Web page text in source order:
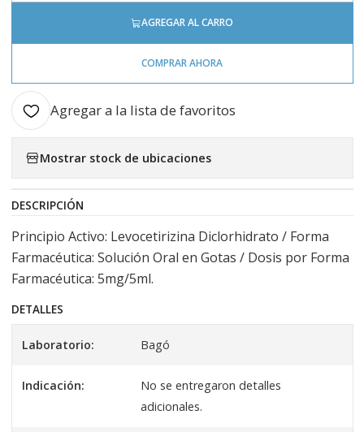
AGREGAR AL CARRO
COMPRAR AHORA
Agregar a la lista de favoritos
Mostrar stock de ubicaciones
DESCRIPCIÓN
Principio Activo: Levocetirizina Diclorhidrato / Forma
Farmacéutica: Solución Oral en Gotas / Dosis por Forma
Farmacéutica: 5mg/5ml.
DETALLES
Laboratorio: Bagó
Indicación:
No se entregaron detalles
adicionales.